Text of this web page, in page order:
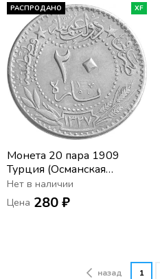
РАСПРОДАНО XF
Монета 20 пара 1909
Турция (Османская
империя)
Нет в наличии
Цена 280 ₽
назад 1